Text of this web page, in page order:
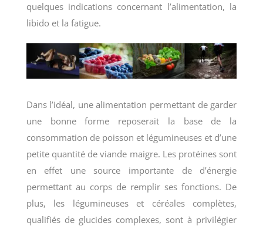
quelques indications concernant l’alimentation, la
libido et la fatigue.
Dans l’idéal, une alimentation permettant de garder
une bonne forme reposerait la base de la
consommation de poisson et légumineuses et d’une
petite quantité de viande maigre. Les protéines sont
en effet une source importante de d’énergie
permettant au corps de remplir ses fonctions. De
plus, les légumineuses et céréales complètes,
qualifiés de glucides complexes, sont à privilégier